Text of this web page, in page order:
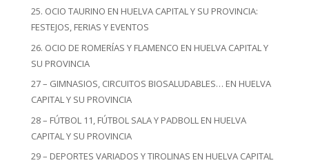
25. OCIO TAURINO EN HUELVA CAPITAL Y SU PROVINCIA:
FESTEJOS, FERIAS Y EVENTOS
26. OCIO DE ROMERÍAS Y FLAMENCO EN HUELVA CAPITAL Y
SU PROVINCIA
27 – GIMNASIOS, CIRCUITOS BIOSALUDABLES… EN HUELVA
CAPITAL Y SU PROVINCIA
28 – FÚTBOL 11, FÚTBOL SALA Y PADBOLL EN HUELVA
CAPITAL Y SU PROVINCIA
29 – DEPORTES VARIADOS Y TIROLINAS EN HUELVA CAPITAL